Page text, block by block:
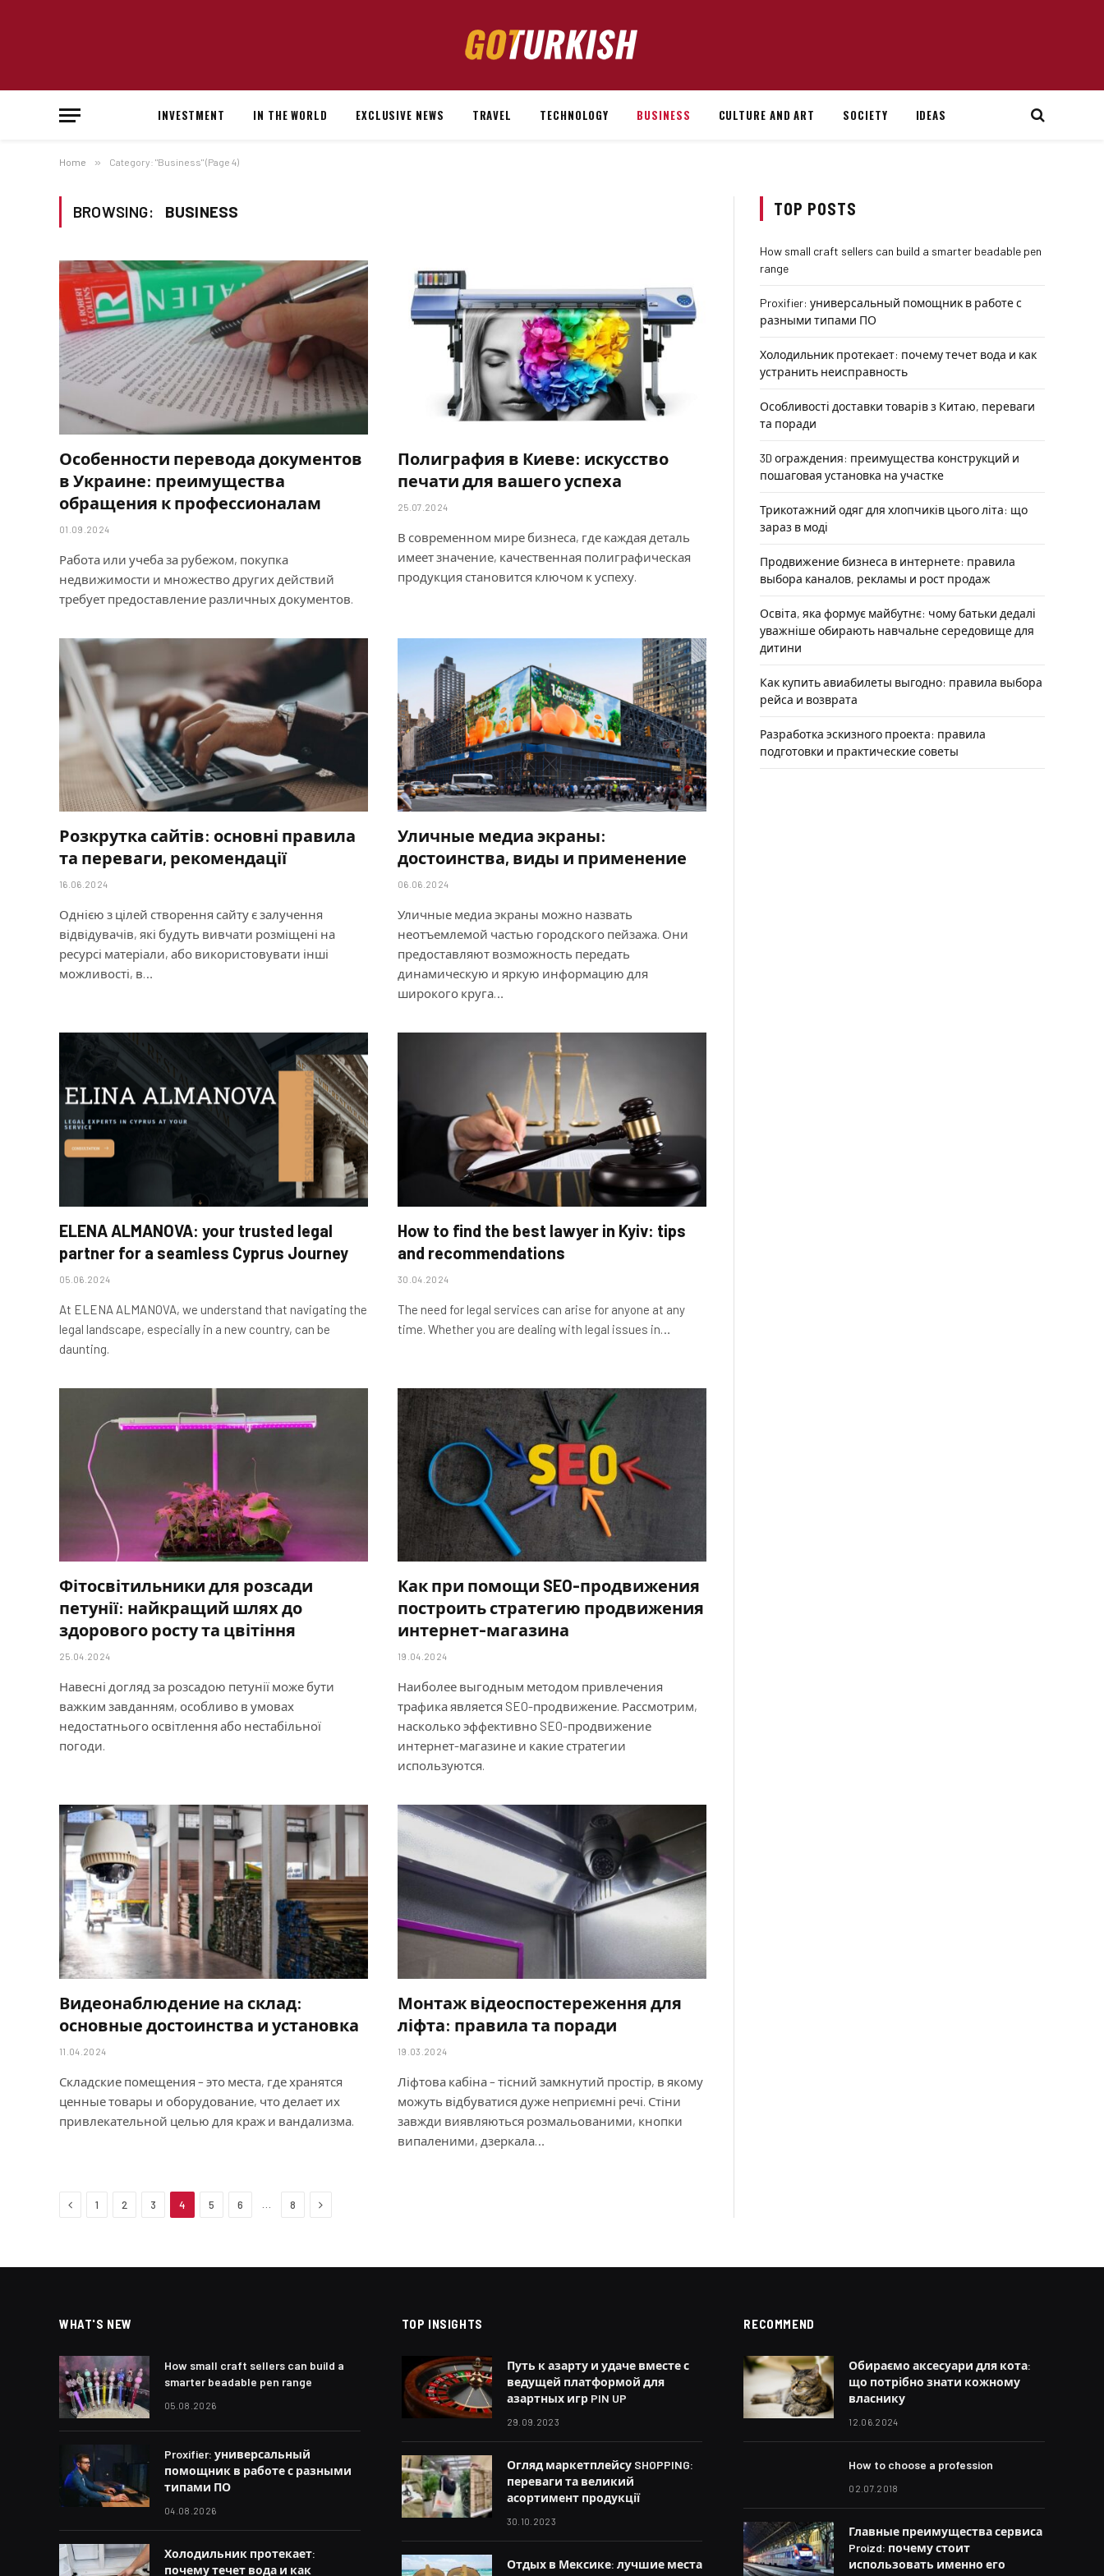
INVESTMENT IN THE WORLD EXCLUSIVE NEWS TRAVEL TECHNOLOGY BUSINESS CULTURE AND ART SOCIETY IDEAS
Home » Category: "Business" (Page 4)
BROWSING: BUSINESS
Особенности перевода документов
в Украине: преимущества
обращения к профессионалам
01.09.2024
Работа или учеба за рубежом, покупка
недвижимости и множество других действий
требует предоставление различных документов.
Полиграфия в Киеве: искусство
печати для вашего успеха
25.07.2024
В современном мире бизнеса, где каждая деталь
имеет значение, качественная полиграфическая
продукция становится ключом к успеху.
Розкрутка сайтів: основні правила
та переваги, рекомендації
16.06.2024
Однією з цілей створення сайту є залучення
відвідувачів, які будуть вивчати розміщені на
ресурсі матеріали, або використовувати інші
можливості, в…
Уличные медиа экраны:
достоинства, виды и применение
06.06.2024
Уличные медиа экраны можно назвать
неотъемлемой частью городского пейзажа. Они
предоставляют возможность передать
динамическую и яркую информацию для
широкого круга…
ELENA ALMANOVA: your trusted legal
partner for a seamless Cyprus Journey
05.06.2024
At ELENA ALMANOVA, we understand that navigating the
legal landscape, especially in a new country, can be
daunting.
How to find the best lawyer in Kyiv: tips
and recommendations
30.04.2024
The need for legal services can arise for anyone at any
time. Whether you are dealing with legal issues in…
Фітосвітильники для розсади
петунії: найкращий шлях до
здорового росту та цвітіння
25.04.2024
Навесні догляд за розсадою петунії може бути
важким завданням, особливо в умовах
недостатнього освітлення або нестабільної
погоди.
Как при помощи SEO-продвижения
построить стратегию продвижения
интернет-магазина
19.04.2024
Наиболее выгодным методом привлечения
трафика является SEO-продвижение. Рассмотрим,
насколько эффективно SEO-продвижение
интернет-магазине и какие стратегии
используются.
Видеонаблюдение на склад:
основные достоинства и установка
11.04.2024
Складские помещения – это места, где хранятся
ценные товары и оборудование, что делает их
привлекательной целью для краж и вандализма.
Монтаж відеоспостереження для
ліфта: правила та поради
19.03.2024
Ліфтова кабіна – тісний замкнутий простір, в якому
можуть відбуватися дуже неприємні речі. Стіни
завжди виявляються розмальованими, кнопки
випаленими, дзеркала…
Previous
1 2 3 4 5 6 8 Next
TOP POSTS
How small craft sellers can build a smarter beadable pen
range
Proxifier: универсальный помощник в работе с
разными типами ПО
Холодильник протекает: почему течет вода и как
устранить неисправность
Особливості доставки товарів з Китаю, переваги
та поради
3D ограждения: преимущества конструкций и
пошаговая установка на участке
Трикотажний одяг для хлопчиків цього літа: що
зараз в моді
Продвижение бизнеса в интернете: правила
выбора каналов, рекламы и рост продаж
Освіта, яка формує майбутнє: чому батьки дедалі
уважніше обирають навчальне середовище для
дитини
Как купить авиабилеты выгодно: правила выбора
рейса и возврата
Разработка эскизного проекта: правила
подготовки и практические советы
WHAT'S NEW
How small craft sellers can build a
smarter beadable pen range
05.08.2026
Proxifier: универсальный
помощник в работе с разными
типами ПО
04.08.2026
Холодильник протекает:
почему течет вода и как
TOP INSIGHTS
Путь к азарту и удаче вместе с
ведущей платформой для
азартных игр PIN UP
29.09.2023
Огляд маркетплейсу SHOPPING:
переваги та великий
асортимент продукції
30.10.2023
Отдых в Мексике: лучшие места
RECOMMEND
Обираємо аксесуари для кота:
що потрібно знати кожному
власнику
12.06.2024
How to choose a profession
02.07.2018
Главные преимущества сервиса
Proizd: почему стоит
использовать именно его